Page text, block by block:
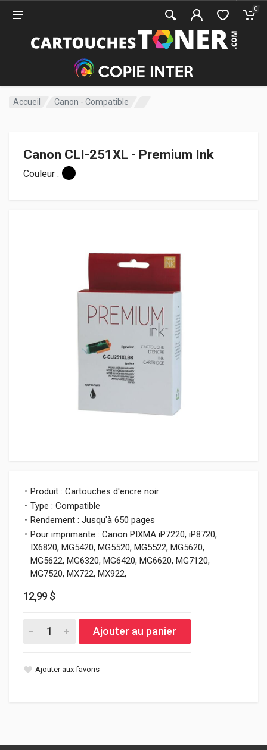
0
Accueil Canon - Compatible
Canon CLI-251XL - Premium Ink
Couleur :
Produit : Cartouches d'encre noir
Type : Compatible
Rendement : Jusqu'à 650 pages
Pour imprimante : Canon PIXMA iP7220, iP8720,
IX6820, MG5420, MG5520, MG5522, MG5620,
MG5622, MG6320, MG6420, MG6620, MG7120,
MG7520, MX722, MX922,
12,99 $
Ajouter au panier
Ajouter aux favoris